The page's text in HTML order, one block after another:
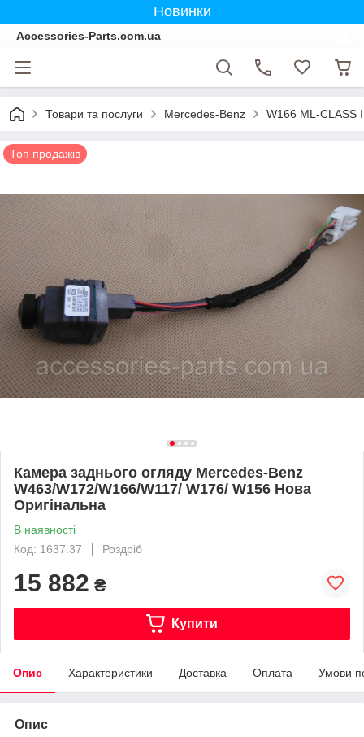
Новинки
Accessories-Parts.com.ua
Товари та послуги Mercedes-Benz W166 ML-CLASS
Топ продажів
Камера заднього огляду Mercedes-Benz
W463/W172/W166/W117/ W176/ W156 Нова
Оригінальна
В наявності
Код: 1637.37
Роздріб
15 882 ₴
Купити
Опис Характеристики Доставка Оплата Умови
Опис